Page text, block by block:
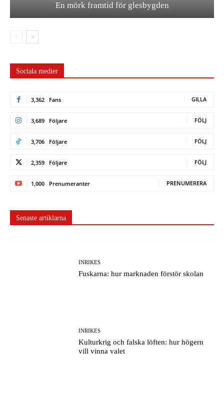
En mörk framtid för glesbygden
Sociala medier
3,362 Fans GILLA
3,689 Följare FÖLJ
3,706 Följare FÖLJ
2,359 Följare FÖLJ
1,000 Prenumeranter PRENUMERERA
Senaste artiklarna
INRIKES
Fuskarna: hur marknaden förstör skolan
INRIKES
Kulturkrig och falska löften: hur högern
vill vinna valet